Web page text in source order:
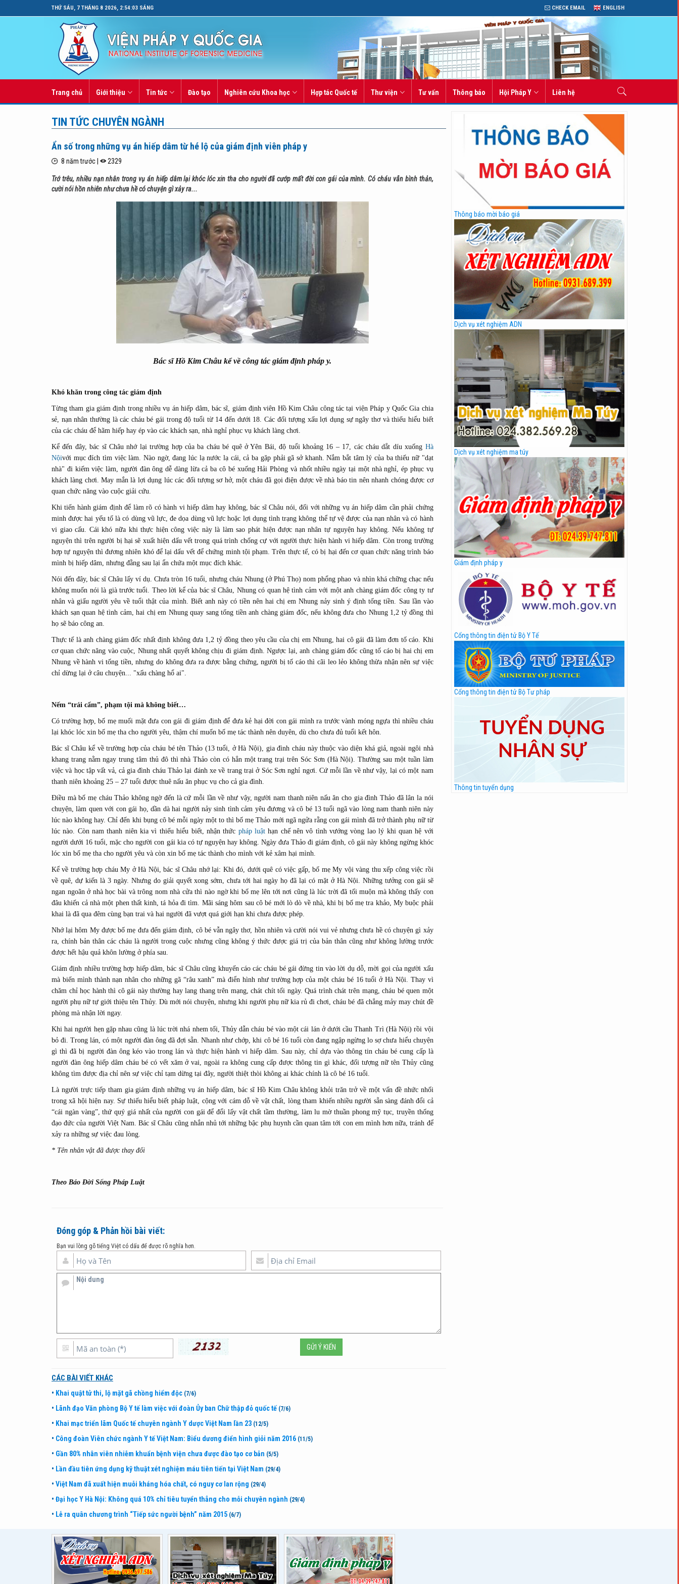
THỨ SÁU, 7 THÁNG 8 2026, 2:54:04 SÁNG CHECK EMAIL ENGLISH
Trang chủ Giới thiệu Tin tức Đào tạo Nghiên cứu Khoa học Hợp tác Quốc tế Thư viện Tư vấn Thông báo Hội Pháp Y Liên hệ
TIN TỨC CHUYÊN NGÀNH
Ẩn số trong những vụ án hiếp dâm từ hé lộ của giám định viên pháp y
8 năm trước | 2329
Trớ trêu, nhiều nạn nhân trong vụ án hiếp dâm lại khóc lóc xin tha cho người đã cướp mất đời con gái của mình. Có cháu vẫn bình thản,
cười nói hồn nhiên như chưa hề có chuyện gì xảy ra...
Bác sĩ Hồ Kim Châu kể về công tác giám định pháp y.
Khó khăn trong công tác giám định
Từng tham gia giám định trong nhiều vụ án hiếp dâm, bác sĩ, giám định viên Hồ Kim Châu công tác tại viện Pháp y Quốc Gia chia
sẻ, nạn nhân thường là các cháu bé gái trong độ tuổi từ 14 đến dưới 18. Các đối tượng xấu lợi dụng sự ngây thơ và thiếu hiểu biết
của các cháu để hãm hiếp hay ép vào các khách sạn, nhà nghỉ phục vụ khách làng chơi.
Kể đến đây, bác sĩ Châu nhớ lại trường hợp của ba cháu bé quê ở Yên Bái, độ tuổi khoảng 16 – 17, các cháu dắt díu xuống Hà
Nộivới mục đích tìm việc làm. Nào ngờ, đang lúc lạ nước lạ cái, cả ba gặp phải gã sở khanh. Nắm bắt tâm lý của ba thiếu nữ "dạt
nhà" đi kiếm việc làm, người đàn ông dễ dàng lừa cả ba cô bé xuống Hải Phòng và nhốt nhiều ngày tại một nhà nghỉ, ép phục vụ
khách làng chơi. May mắn là lợi dụng lúc các đối tượng sơ hở, một cháu đã gọi điện được về nhà báo tin nên nhanh chóng được cơ
quan chức năng vào cuộc giải cứu.
Khi tiến hành giám định để làm rõ có hành vi hiếp dâm hay không, bác sĩ Châu nói, đối với những vụ án hiếp dâm cần phải chứng
minh được hai yếu tố là có dùng vũ lực, đe dọa dùng vũ lực hoặc lợi dụng tình trạng không thể tự vệ được của nạn nhân và có hành
vi giao cấu. Cái khó nữa khi thực hiện công việc này là làm sao phát hiện được nạn nhân tự nguyện hay không. Nếu không tự
nguyện thì trên người bị hại sẽ xuất hiện dấu vết trong quá trình chống cự với người thực hiện hành vi hiếp dâm. Còn trong trường
hợp tự nguyện thì đương nhiên khó để lại dấu vết để chứng minh tội phạm. Trên thực tế, có bị hại đến cơ quan chức năng trình báo
mình bị hiếp dâm, nhưng đằng sau lại ẩn chứa một mục đích khác.
Nói đến đây, bác sĩ Châu lấy ví dụ. Chưa tròn 16 tuổi, nhưng cháu Nhung (ở Phú Thọ) nom phổng phao và nhìn khá chững chạc nếu
không muốn nói là già trước tuổi. Theo lời kể của bác sĩ Châu, Nhung có quan hệ tình cảm với một anh chàng giám đốc công ty tư
nhân và giấu người yêu về tuổi thật của mình. Biết anh này có tiền nên hai chị em Nhung nảy sinh ý định tống tiền. Sau lần vào
khách sạn quan hệ tình cảm, hai chị em Nhung quay sang tống tiền anh chàng giám đốc, nếu không đưa cho Nhung 1,2 tỷ đồng thì
họ sẽ báo công an.
Thực tế là anh chàng giám đốc nhất định không đưa 1,2 tỷ đồng theo yêu cầu của chị em Nhung, hai cô gái đã làm đơn tố cáo. Khi
cơ quan chức năng vào cuộc, Nhung nhất quyết không chịu đi giám định. Ngược lại, anh chàng giám đốc cũng tố cáo bị hai chị em
Nhung về hành vi tống tiền, nhưng do không đưa ra được bằng chứng, người bị tố cáo thì cãi leo lẻo không thừa nhận nên sự việc
chỉ dừng lại ở câu chuyện... "xấu chàng hổ ai".
Nếm “trái cấm”, phạm tội mà không biết…
Có trường hợp, bố mẹ muối mặt đưa con gái đi giám định để đưa kẻ hại đời con gái mình ra trước vành móng ngựa thì nhiều cháu
lại khóc lóc xin bố mẹ tha cho người yêu, thậm chí muốn bố mẹ tác thành nên duyên, dù cho chưa đủ tuổi kết hôn.
Bác sĩ Châu kể về trường hợp của cháu bé tên Thảo (13 tuổi, ở Hà Nội), gia đình cháu này thuộc vào diện khá giả, ngoài ngôi nhà
khang trang nằm ngay trung tâm thủ đô thì nhà Thảo còn có hẳn một trang trại trên Sóc Sơn (Hà Nội). Thường sau một tuần làm
việc và học tập vất vả, cả gia đình cháu Thảo lại đánh xe về trang trại ở Sóc Sơn nghỉ ngơi. Cứ mỗi lần về như vậy, lại có một nam
thanh niên khoảng 25 – 27 tuổi được thuê nấu ăn phục vụ cho cả gia đình.
Điều mà bố mẹ cháu Thảo không ngờ đến là cứ mỗi lần về như vậy, người nam thanh niên nấu ăn cho gia đình Thảo đã lân la nói
chuyện, làm quen với con gái họ, dần dà hai người nảy sinh tình cảm yêu đương và cô bé 13 tuổi ngã vào lòng nam thanh niên này
lúc nào không hay. Chỉ đến khi bụng cô bé mỗi ngày một to thì bố mẹ Thảo mới ngã ngửa rằng con gái mình đã trở thành phụ nữ từ
lúc nào. Còn nam thanh niên kia vì thiếu hiểu biết, nhận thức pháp luật hạn chế nên vô tình vướng vòng lao lý khi quan hệ với
người dưới 16 tuổi, mặc cho người con gái kia có tự nguyện hay không. Ngày đưa Thảo đi giám định, cô gái này không ngừng khóc
lóc xin bố mẹ tha cho người yêu và còn xin bố mẹ tác thành cho mình với kẻ xâm hại mình.
Kể về trường hợp cháu My ở Hà Nội, bác sĩ Châu nhớ lại: Khi đó, dưới quê có việc gấp, bố mẹ My vội vàng thu xếp công việc rồi
về quê, dự kiến là 3 ngày. Nhưng do giải quyết xong sớm, chưa tới hai ngày họ đã lại có mặt ở Hà Nội. Những tưởng con gái sẽ
ngan ngoãn ở nhà học bài và trông nom nhà cửa thì nào ngờ khi bố mẹ lên tới nơi cũng là lúc trời đã tối muộn mà không thấy con
đâu khiến cả nhà một phen thất kinh, tá hỏa đi tìm. Mãi sáng hôm sau cô bé mới lò dò về nhà, khi bị bố mẹ tra khảo, My buộc phải
khai là đã qua đêm cùng bạn trai và hai người đã vượt quá giới hạn khi chưa được phép.
Nhớ lại hôm My được bố mẹ đưa đến giám định, cô bé vẫn ngây thơ, hồn nhiên và cười nói vui vẻ nhưng chưa hề có chuyện gì xảy
ra, chính bản thân các cháu là người trong cuộc nhưng cũng không ý thức được giá trị của bản thân cũng như không lường trước
được hết hậu quả khôn lường ở phía sau.
Giám định nhiều trường hợp hiếp dâm, bác sĩ Châu cũng khuyến cáo các cháu bé gái đừng tin vào lời dụ dỗ, mời gọi của người xấu
mà biến mình thành nạn nhân cho những gã “râu xanh” mà điển hình như trường hợp của một cháu bé 16 tuổi ở Hà Nội. Thay vì
chăm chỉ học hành thì cô gái này thường hay lang thang trên mạng, chát chít tối ngày. Quá trình chát trên mạng, cháu bé quen một
người phụ nữ tự giới thiệu tên Thủy. Dù mới nói chuyện, nhưng khi người phụ nữ kia rủ đi chơi, cháu bé đã chẳng mảy may chút đề
phòng mà nhận lời ngay.
Khi hai người hẹn gặp nhau cũng là lúc trời nhá nhem tối, Thủy dẫn cháu bé vào một cái lán ở dưới cầu Thanh Trì (Hà Nội) rồi vội
bỏ đi. Trong lán, có một người đàn ông đã đợi sẵn. Nhanh như chớp, khi cô bé 16 tuổi còn đang ngập ngừng lo sợ chưa hiểu chuyện
gì thì đã bị người đàn ông kéo vào trong lán và thực hiện hành vi hiếp dâm. Sau này, chỉ dựa vào thông tin cháu bé cung cấp là
người đàn ông hiếp dâm cháu bé có vết xăm ở vai, ngoài ra không cung cấp được thông tin gì khác, đối tượng nữ tên Thủy cũng
không tìm được địa chỉ nên sự việc chỉ tạm dừng tại đây, người thiệt thòi không ai khác chính là cô bé 16 tuổi.
Là người trực tiếp tham gia giám định những vụ án hiếp dâm, bác sĩ Hồ Kim Châu không khỏi trăn trở về một vấn đề nhức nhối
trong xã hội hiện nay. Sự thiếu hiểu biết pháp luật, cộng với cám dỗ về vật chất, lòng tham khiến nhiều người sẵn sàng đánh đổi cả
“cái ngàn vàng”, thứ quý giá nhất của người con gái để đổi lấy vật chất tầm thường, làm lu mờ thuần phong mỹ tục, truyền thống
đạo đức của người Việt Nam. Bác sĩ Châu cũng nhắn nhủ tới những bậc phụ huynh cần quan tâm tới con em mình hơn nữa, tránh để
xảy ra những sự việc đau lòng.
* Tên nhân vật đã được thay đổi
Theo Báo Đời Sống Pháp Luật
Đóng góp & Phản hồi bài viết:
Bạn vui lòng gõ tiếng Việt có dấu để được rõ nghĩa hơn.
CÁC BÀI VIẾT KHÁC
• Khai quật tử thi, lộ mặt gã chồng hiểm độc (7/6)
• Lãnh đạo Văn phòng Bộ Y tế làm việc với đoàn Ủy ban Chữ thập đỏ quốc tế (7/6)
• Khai mạc triển lãm Quốc tế chuyên ngành Y dược Việt Nam lần 23 (12/5)
• Công đoàn Viên chức ngành Y tế Việt Nam: Biểu dương điển hình giỏi năm 2016 (11/5)
• Gần 80% nhân viên nhiễm khuẩn bệnh viện chưa được đào tạo cơ bản (5/5)
• Lần đầu tiên ứng dụng kỹ thuật xét nghiệm máu tiên tiến tại Việt Nam (29/4)
• Việt Nam đã xuất hiện muỗi kháng hóa chất, có nguy cơ lan rộng (29/4)
• Đại học Y Hà Nội: Không quá 10% chỉ tiêu tuyển thẳng cho mỗi chuyên ngành (29/4)
• Lễ ra quân chương trình “Tiếp sức người bệnh” năm 2015 (6/7)
Thông báo mời báo giá
Dịch vụ xét nghiệm ADN
Dịch vụ xét nghiệm ma túy
Giám định pháp y
Cổng thông tin điện tử Bộ Y Tế
Cổng thông tin điện tử Bộ Tư pháp
Thông tin tuyển dụng